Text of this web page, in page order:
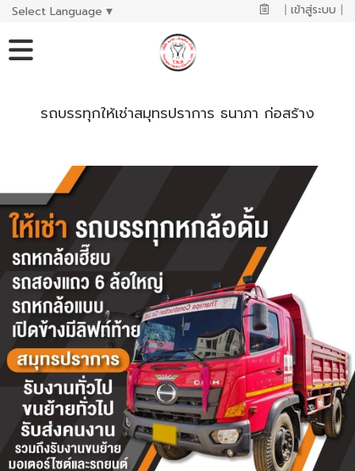
Select Language ▼ | เข้าสู่ระบบ |
รถบรรทุกให้เช่าสมุทรปราการ ธนาภา ก่อสร้าง